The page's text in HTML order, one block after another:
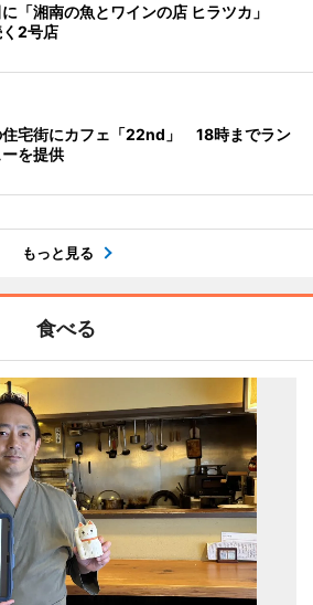
「湘南の魚とワインの店 ヒラツカ」
2号店
住宅街にカフェ「22nd」 18時までラン
を提供
もっと見る
食べる